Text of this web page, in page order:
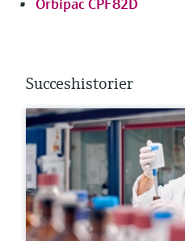
Orbipac CPF82D
Succeshistorier